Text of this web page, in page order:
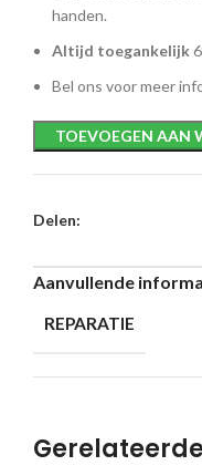
handen.
Altijd toegankelijk
Bel ons voor meer
TOEVOEGEN AAN
Delen:
Aanvullende
REPARATIE